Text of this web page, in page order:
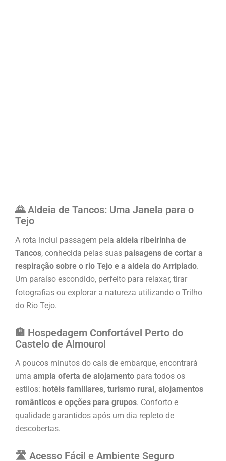
🌄 Aldeia de Tancos: Uma Janela para o
Tejo
A rota inclui passagem pela aldeia ribeirinha de
Tancos, conhecida pelas suas paisagens de cortar a
respiração sobre o rio Tejo e a aldeia do Arripiado.
Um paraíso escondido, perfeito para relaxar, tirar
fotografias ou explorar a natureza utilizando o Trilho
do Rio Tejo.
🏨 Hospedagem Confortável Perto do
Castelo de Almourol
A poucos minutos do cais de embarque, encontrará
uma ampla oferta de alojamento para todos os
estilos: hotéis familiares, turismo rural, alojamentos
românticos e opções para grupos. Conforto e
qualidade garantidos após um dia repleto de
descobertas.
🛣️ Acesso Fácil e Ambiente Seguro